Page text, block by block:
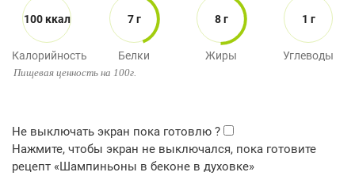
100 ккал
Калорийность
7 г
Белки
8 г
Жиры
1 г
Углеводы
Пищевая ценность на 100г.